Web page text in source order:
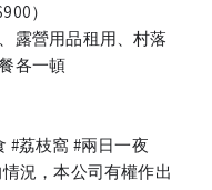
）
露營用品租用、村落
各一頓
#荔枝窩 #兩日一夜
況，本公司有權作出